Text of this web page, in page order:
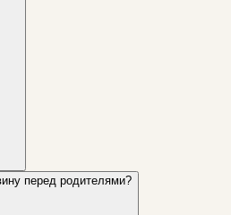
перед родителями?